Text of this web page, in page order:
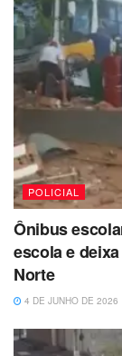
POLICIAL
Ônibus
escola e
Norte
4 DE JUNHO DE 2026